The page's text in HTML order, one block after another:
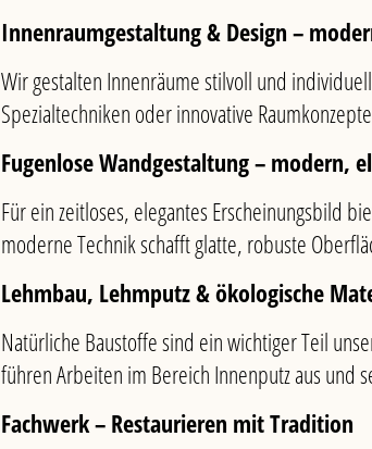
Innenraumgestaltung & Design –
Wir gestalten Innenräume stilvoll und
Spezialtechniken oder innovative
Fugenlose Wandgestaltung – modern,
Für ein zeitloses, elegantes Erscheinungsbild
moderne Technik schafft glatte, robuste
Lehmbau, Lehmputz & ökologische
Natürliche Baustoffe sind ein wichtiger Teil
führen Arbeiten im Bereich Innenputz aus und
Fachwerk – Restaurieren mit Tradition